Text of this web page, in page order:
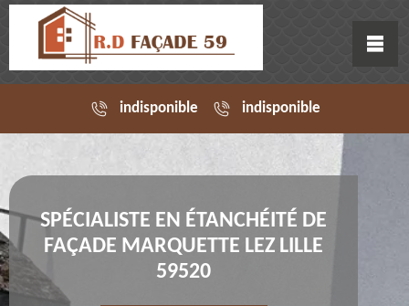
indisponible indisponible
SPÉCIALISTE EN ÉTANCHÉITÉ DE
FAÇADE MARQUETTE LEZ LILLE
59520